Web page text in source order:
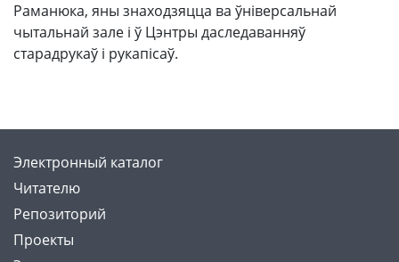
Раманюка, яны знаходзяцца ва ўніверсальнай
чытальнай зале і ў Цэнтры даследаванняў
старадрукаў і рукапісаў.
Электронный каталог
Читателю
Репозиторий
Проекты